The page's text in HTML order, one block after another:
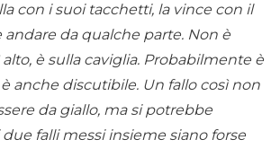
con i suoi tacchetti, la vince con il
da qualche parte. Non è
è sulla caviglia. Probabilmente è
anche discutibile. Un fallo così non
da giallo, ma si potrebbe
falli messi insieme siano forse